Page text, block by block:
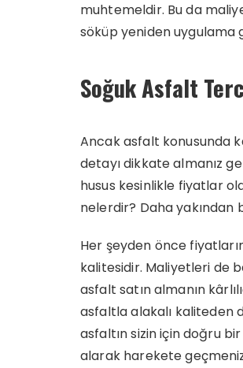
muhtemeldir. Bu da
söküp yeniden
Soğuk Asfalt
Ancak asfalt konusunda
detayı dikkate almanız
husus kesinlikle fiyatlar
nelerdir? Daha yakından
Her şeyden önce
kalitesidir. Maliyetleri de
asfalt satın almanın
asfaltla alakalı kaliteden
asfaltın sizin için doğru
alarak harekete